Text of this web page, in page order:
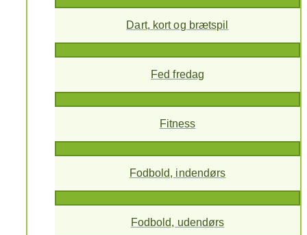
Dart, kort og brætspil
Fed fredag
Fitness
Fodbold, indendørs
Fodbold, udendørs